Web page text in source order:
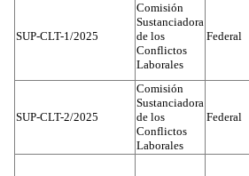
SUP-CLT-1/2025
Comisión
Sustanciadora
de los
Conflictos
Laborales
Federal
SUP-CLT-2/2025
Comisión
Sustanciadora
de los
Conflictos
Laborales
Federal